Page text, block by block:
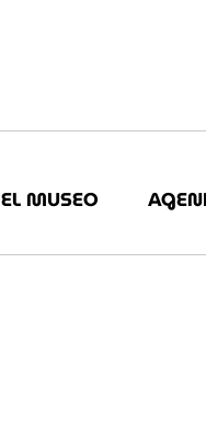
EL MUSEO